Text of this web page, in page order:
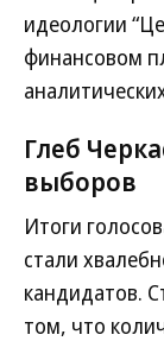
идеологии
финансовом
Глеб
выборов
Итоги
стали
кандидатов.
том, что